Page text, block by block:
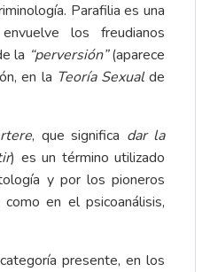
Parafilia es una
los freudianos
la “perversión”(aparece
en la Teoría Sexualde
, que significa dar la
) es un término utilizado
y por los pioneros
en el psicoanálisis,
presente, en los